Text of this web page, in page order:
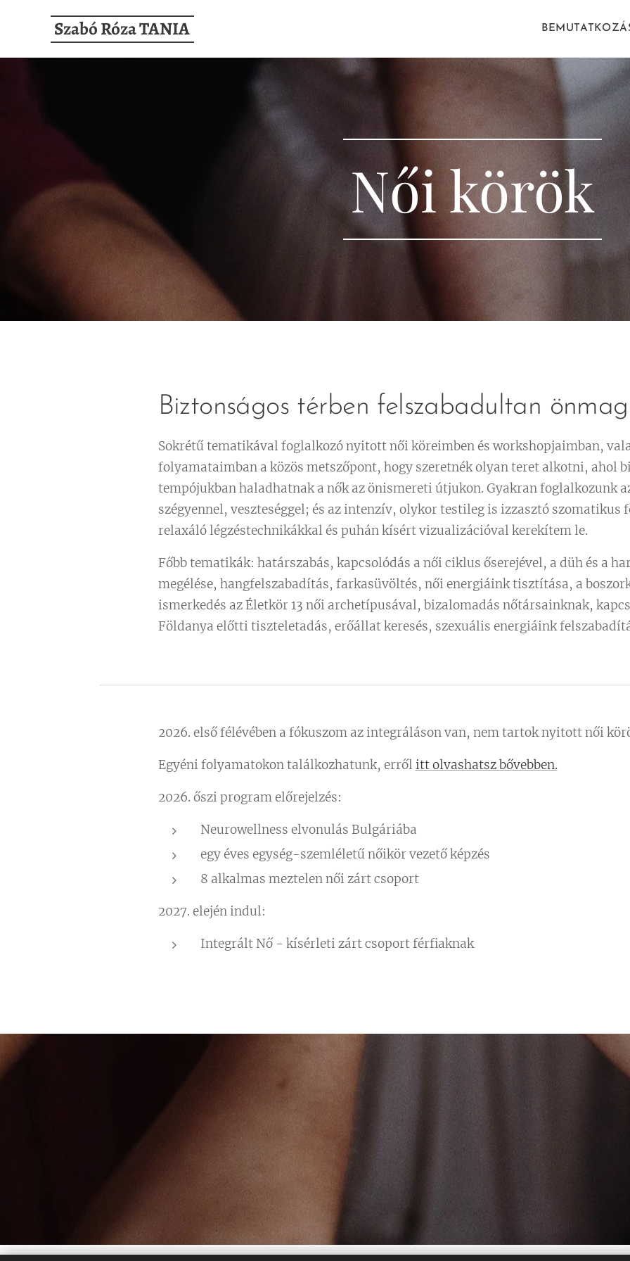
Szabó Róza TANIA
Női körök
Biztonságos térben felszabadultan
Sokrétű tematikával foglalkozó nyitott női köreimben és workshopjaimban,
folyamataimban a közös metszőpont, hogy szeretnék olyan teret alkotni, ahol
tempójukban haladhatnak a nők az önismereti útjukon. Gyakran foglalkozunk
szégyennel, veszteséggel; és az intenzív, olykor testileg is izzasztó szomatikus
relaxáló légzéstechnikákkal és puhán kísért vizualizációval kerekítem le.
Főbb tematikák: határszabás, kapcsolódás a női ciklus őserejével, a düh és a
megélése, hangfelszabadítás, farkasüvöltés, női energiáink tisztítása, a
ismerkedés az Életkör 13 női archetípusával, bizalomadás nőtársainknak,
Földanya előtti tiszteletadás, erőállat keresés, szexuális energiáink
2026. első félévében a fókuszom az integráláson van, nem tartok nyitott női
Egyéni folyamatokon találkozhatunk, erről itt olvashatsz bővebben.
2026. őszi program előrejelzés:
Neurowellness elvonulás Bulgáriába
egy éves egység-szemléletű nőikör vezető képzés
8 alkalmas meztelen női zárt csoport
2027. elején indul:
Integrált Nő - kísérleti zárt csoport férfiaknak